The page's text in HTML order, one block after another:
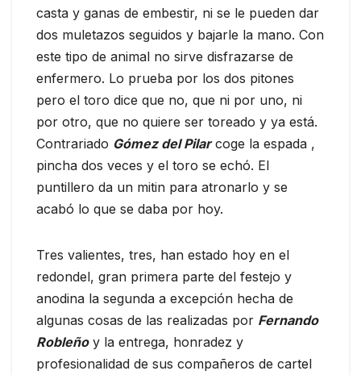
casta y ganas de embestir, ni se le pueden dar
dos muletazos seguidos y bajarle la mano. Con
este tipo de animal no sirve disfrazarse de
enfermero. Lo prueba por los dos pitones
pero el toro dice que no, que ni por uno, ni
por otro, que no quiere ser toreado y ya está.
Contrariado Gómez del Pilarcoge la espada ,
pincha dos veces y el toro se echó. El
puntillero da un mitin para atronarlo y se
acabó lo que se daba por hoy.
Tres valientes, tres, han estado hoy en el
redondel, gran primera parte del festejo y
anodina la segunda a excepción hecha de
algunas cosas de las realizadas por Fernando
Robleñoy la entrega, honradez y
profesionalidad de sus compañeros de cartel